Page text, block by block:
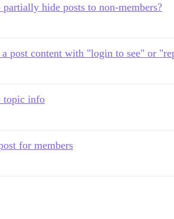
hide posts to non-members?
post content with "login to see" or
topic info
for members